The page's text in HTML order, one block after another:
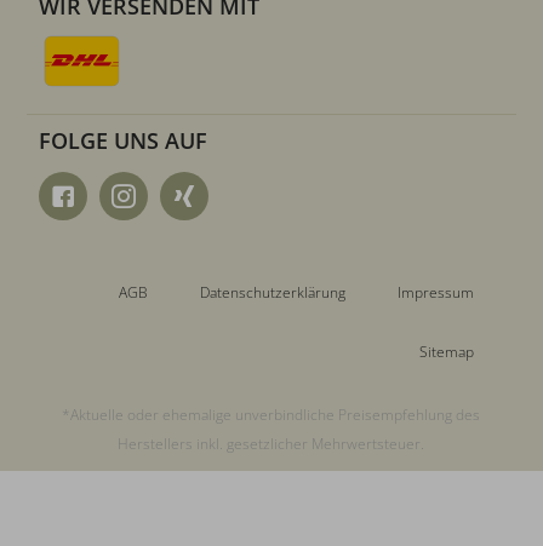
WIR VERSENDEN MIT
FOLGE UNS AUF
AGB Datenschutzerklärung Impressum
Sitemap
*Aktuelle oder ehemalige unverbindliche Preisempfehlung des
Herstellers inkl. gesetzlicher Mehrwertsteuer.